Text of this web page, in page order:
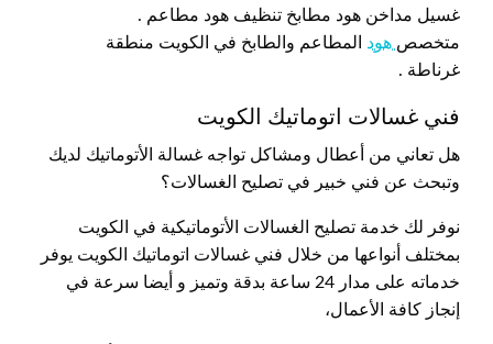
غسيل مداخن هود مطابخ تنظيف هود مطاعم .
متخصص هود المطاعم والطابخ في الكويت منطقة
غرناطة .
فني غسالات اتوماتيك الكويت
هل تعاني من أعطال ومشاكل تواجه غسالة الأتوماتيك لديك
وتبحث عن فني خبير في تصليح الغسالات؟
نوفر لك خدمة تصليح الغسالات الأتوماتيكية في الكويت
بمختلف أنواعها من خلال فني غسالات اتوماتيك الكويت يوفر
خدماته على مدار 24 ساعة بدقة وتميز و أيضا سرعة في
إنجاز كافة الأعمال،